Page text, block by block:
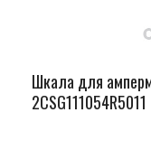
Шкала для
2CSG111054R5011